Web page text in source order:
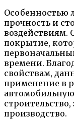
Особенностью
прочность и
воздействиям.
покрытие,
времени.
свойствам,
применение в
производство.